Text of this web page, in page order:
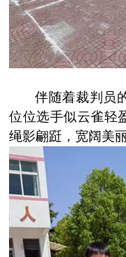
伴随着裁判员
位位选手似云雀轻
绳影翩跹，宽阔美